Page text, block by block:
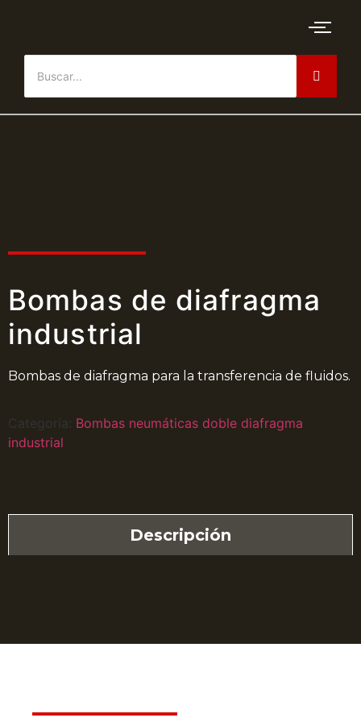
Bombas de diafragma
industrial
Bombas de diafragma para la transferencia de fluidos.
Categoría: Bombas neumáticas doble diafragma
industrial
Descripción